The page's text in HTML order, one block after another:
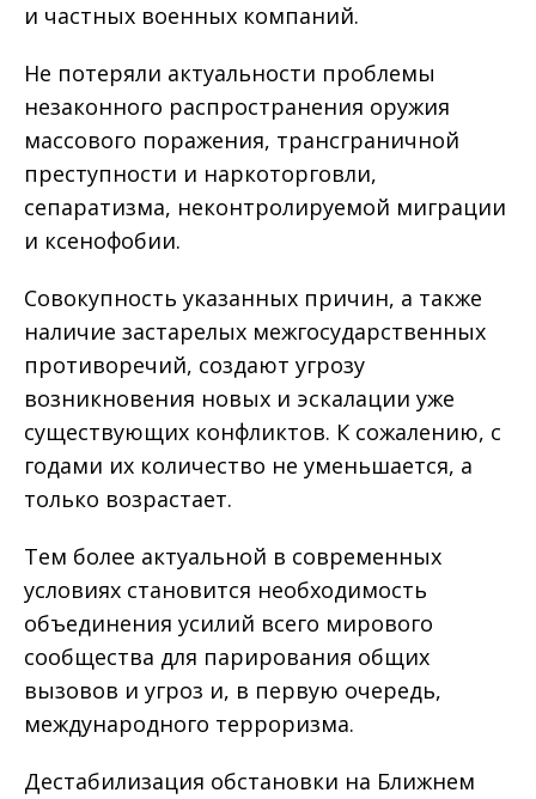
и частных военных компаний.
Не потеряли актуальности проблемы
незаконного распространения оружия
массового поражения, трансграничной
преступности и наркоторговли,
сепаратизма, неконтролируемой миграции
и ксенофобии.
Совокупность указанных причин, а также
наличие застарелых межгосударственных
противоречий, создают угрозу
возникновения новых и эскалации уже
существующих конфликтов. К сожалению, с
годами их количество не уменьшается, а
только возрастает.
Тем более актуальной в современных
условиях становится необходимость
объединения усилий всего мирового
сообщества для парирования общих
вызовов и угроз и, в первую очередь,
международного терроризма.
Дестабилизация обстановки на Ближнем